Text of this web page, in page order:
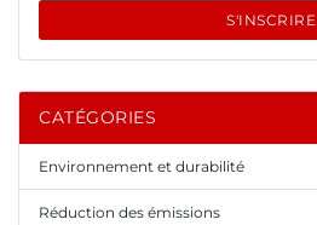
S'INSCRIRE
CATÉGORIES
Environnement et durabilité
Réduction des émissions